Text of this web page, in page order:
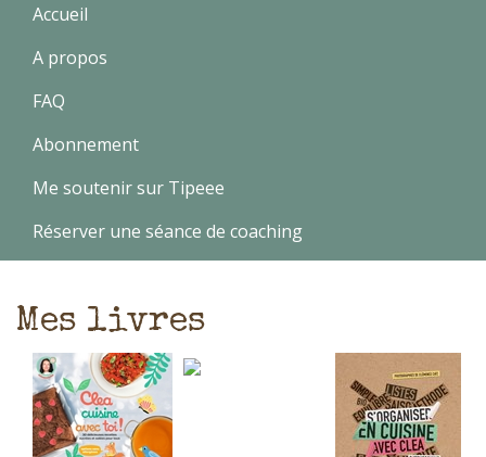
Accueil
A propos
FAQ
Abonnement
Me soutenir sur Tipeee
Réserver une séance de coaching
Mes livres